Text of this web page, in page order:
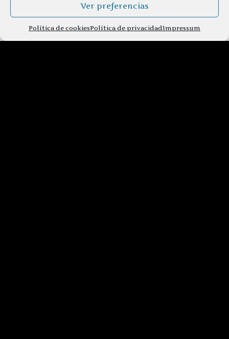
Ver preferencias
Política de cookiesPolítica de privacidadImpressum